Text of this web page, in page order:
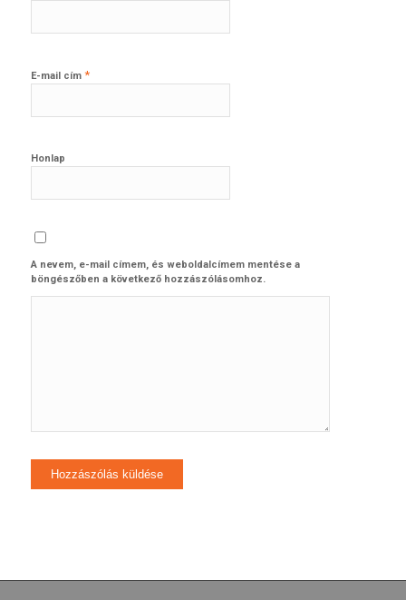
E-mail cím *
Honlap
A nevem, e-mail címem, és weboldalcímem mentése a
böngészőben a következő hozzászólásomhoz.